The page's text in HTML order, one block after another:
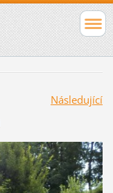
Následující